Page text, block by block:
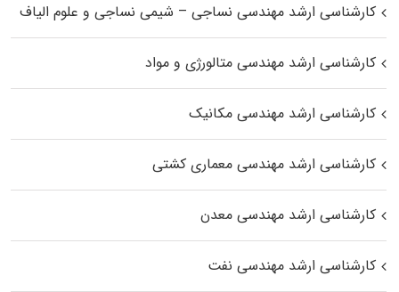
کارشناسی ارشد مهندسی نساجی – شیمی نساجی و علوم الیاف
کارشناسی ارشد مهندسی متالورژی و مواد
کارشناسی ارشد مهندسی مکانیک
کارشناسی ارشد مهندسی معماری کشتی
کارشناسی ارشد مهندسی معدن
کارشناسی ارشد مهندسی نفت